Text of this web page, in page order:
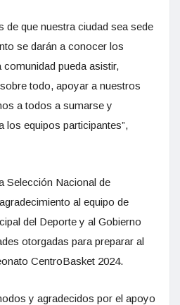
de que nuestra ciudad sea sede
se darán a conocer los
pueda asistir,
todo, apoyar a nuestros
a todos a sumarse y
equipos participantes”,
Selección Nacional de
al equipo de
del Deporte y al Gobierno
otorgadas para preparar al
CentroBasket 2024.
y agradecidos por el apoyo